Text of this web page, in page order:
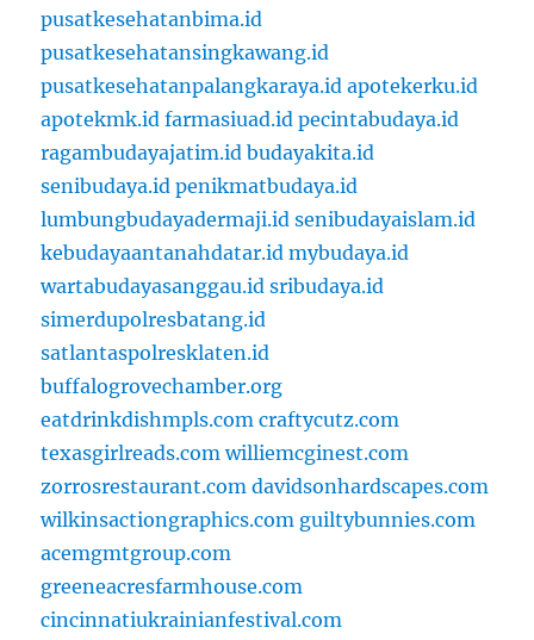
pusatkesehatanbima.id
pusatkesehatansingkawang.id
pusatkesehatanpalangkaraya.id apotekerku.id
apotekmk.id farmasiuad.id pecintabudaya.id
ragambudayajatim.id budayakita.id
senibudaya.id penikmatbudaya.id
lumbungbudayadermaji.id senibudayaislam.id
kebudayaantanahdatar.id mybudaya.id
wartabudayasanggau.id sribudaya.id
simerdupolresbatang.id
satlantaspolresklaten.id
buffalogrovechamber.org
eatdrinkdishmpls.com craftycutz.com
texasgirlreads.com williemcginest.com
zorrosrestaurant.com davidsonhardscapes.com
wilkinsactiongraphics.com guiltybunnies.com
acemgmtgroup.com
greeneacresfarmhouse.com
cincinnatiukrainianfestival.com